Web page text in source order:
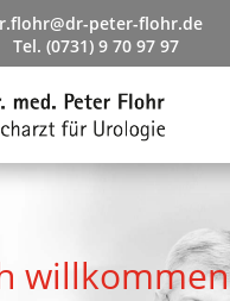
peter-flohr.de
Tel. (0731) 9 70 97 97
peter-flohr.de
Tel. (0731) 9 70 97 97
willkommen